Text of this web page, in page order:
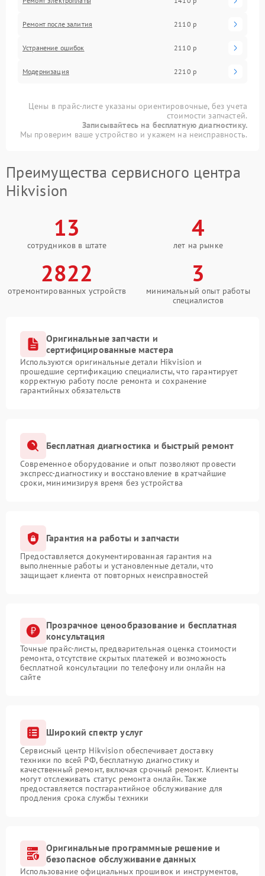
Ремонт после залития 2110 р
Устранение ошибок 2110 р
Модернизация 2210 р
Цены в прайс-листе указаны ориентировочные, без учета
стоимости запчастей.
Записывайтесь на бесплатную диагностику.
Мы проверим ваше устройство и укажем на неисправность.
Преимущества сервисного центра
Hikvision
13
сотрудников в штате
4
лет на рынке
2822
отремонтированных устройств
3
минимальный опыт работы
специалистов
Оригинальные запчасти и
сертифицированные мастера
Используются оригинальные детали Hikvision и
прошедшие сертификацию специалисты, что гарантирует
корректную работу после ремонта и сохранение
гарантийных обязательств
Бесплатная диагностика и быстрый ремонт
Современное оборудование и опыт позволяют провести
экспресс-диагностику и восстановление в кратчайшие
сроки, минимизируя время без устройства
Гарантия на работы и запчасти
Предоставляется документированная гарантия на
выполненные работы и установленные детали, что
защищает клиента от повторных неисправностей
Прозрачное ценообразование и бесплатная
консультация
Точные прайс-листы, предварительная оценка стоимости
ремонта, отсутствие скрытых платежей и возможность
бесплатной консультации по телефону или онлайн на
сайте
Широкий спектр услуг
Сервисный центр Hikvision обеспечивает доставку
техники по всей РФ, бесплатную диагностику и
качественный ремонт, включая срочный ремонт. Клиенты
могут отслеживать статус ремонта онлайн. Также
предоставляется постгарантийное обслуживание для
продления срока службы техники
Оригинальные программные решение и
безопасное обслуживание данных
Использование официальных прошивок и инструментов,